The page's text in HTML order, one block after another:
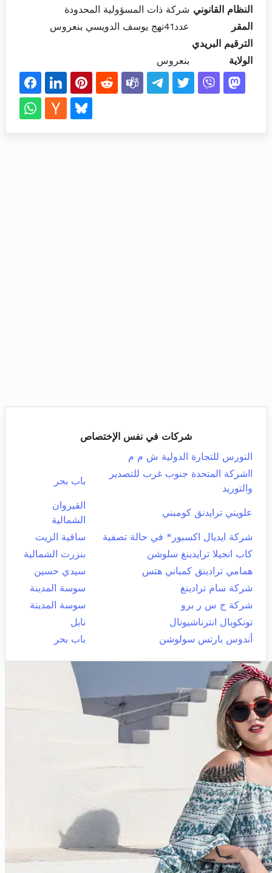
النظام القانوني شركة ذات المسؤولية المحدودة
المقر
عدد41نهج يوسف الدويسي بنعروس
الترقيم البريدي
الولاية
بنعروس
شركات في نفس الإختصاص
النورس للتجارة الدولية ش م م
ااشركة المتحدة جنوب غرب للتصدير
والتوريد
باب بحر
علويني ترايدنق كومبني
القيروان
الشمالية
شركة ايديال اكسبور* في حالة تصفية
ساقية الزيت
كاب انجيلا ترايدينغ سلوشن
بنزرت الشمالية
همامي ترادينق كمباني هتس
سيدي حسين
شركة سام ترادينغ
سوسة المدينة
شركة ج س ر برو
سوسة المدينة
تونكوبال انترناشيونال
نابل
أندوس بارتس سولوشن
باب بحر